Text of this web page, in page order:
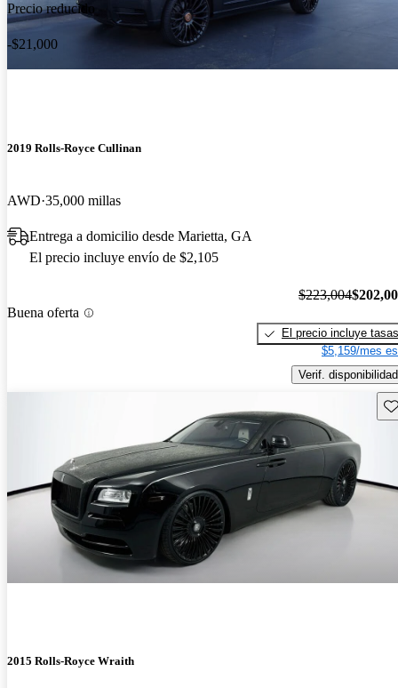
Precio reducido
-$21,000
2019 Rolls-Royce Cullinan
AWD 35,000 millas
Entrega a domicilio desde Marietta, GA
El precio incluye envío de $2,105
Buena oferta
$223,004
El precio incluye tasas
$5,159/mes
Verif. disponibilidad
2015 Rolls-Royce Wraith